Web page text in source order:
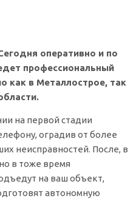
оперативно и по
профессиональный
как в Металлострое, так
на первой стадии
оградив от более
неисправностей. После, в
в тоже время
на ваш объект,
автономную